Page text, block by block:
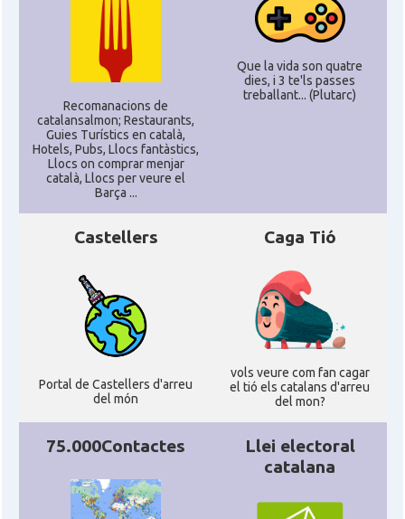
Recomanacions de
catalansalmon; Restaurants,
Guies Turístics en català,
Hotels, Pubs, Llocs fantàstics,
Llocs on comprar menjar
català, Llocs per veure el
Barça ...
Que la vida son quatre
dies, i 3 te'ls passes
treballant... (Plutarc)
Castellers
Portal de Castellers d'arreu
del món
Caga Tió
vols veure com fan cagar
el tió els catalans d'arreu
del mon?
75.000Contactes
Llei electoral
catalana